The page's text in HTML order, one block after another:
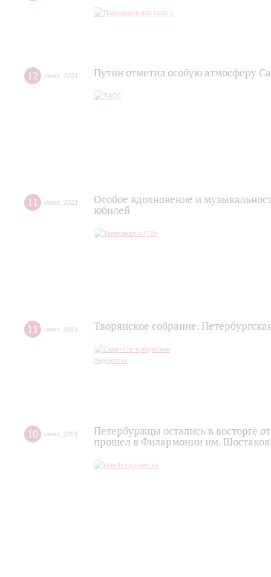
12 июня 2021 Путин отметил особую атмосферу
11 июня 2021
Особое вдохновение и
юбилей
11 июня 2021 Творянское собрание.
10 июня 2021
Петербуржцы остались в восторге
прошел в Филармонии им.